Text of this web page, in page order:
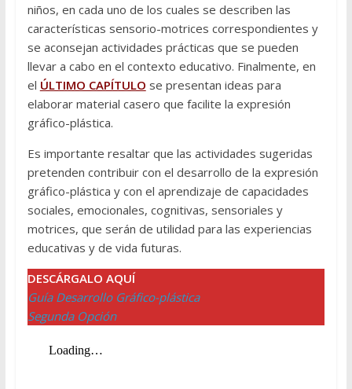
niños, en cada uno de los cuales se describen las
características sensorio-motrices correspondientes y
se aconsejan actividades prácticas que se pueden
llevar a cabo en el contexto educativo. Finalmente, en
el ÚLTIMO CAPÍTULO se presentan ideas para
elaborar material casero que facilite la expresión
gráfico-plástica.
Es importante resaltar que las actividades sugeridas
pretenden contribuir con el desarrollo de la expresión
gráfico-plástica y con el aprendizaje de capacidades
sociales, emocionales, cognitivas, sensoriales y
motrices, que serán de utilidad para las experiencias
educativas y de vida futuras.
DESCÁRGALO AQUÍ
Guía Desarrollo Gráfico-plástica
Segunda Opción